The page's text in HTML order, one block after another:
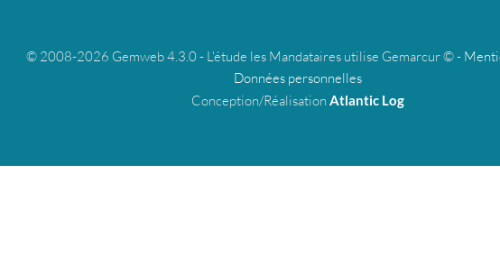
© 2008-2026 Gemweb 4.3.0 - L'étude les Mandataires utilise Gemarcur © -
Données personnelles
Conception/Réalisation Atlantic Log